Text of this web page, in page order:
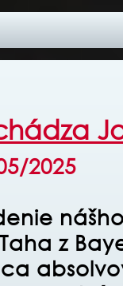
2025
z